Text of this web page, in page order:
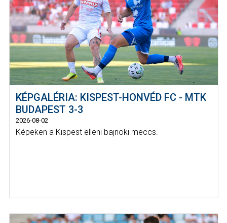
KÉPGALÉRIA: KISPEST-HONVÉD FC - MTK
BUDAPEST 3-3
2026-08-02
Képeken a Kispest elleni bajnoki meccs.